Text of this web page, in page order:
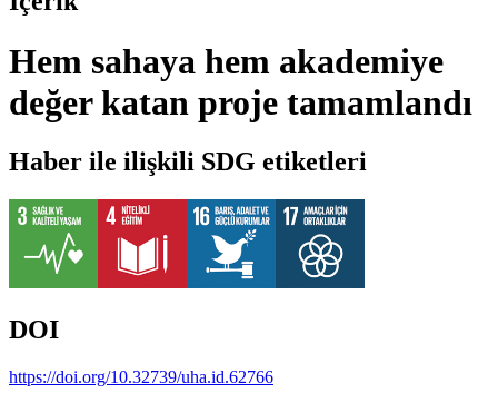
Hem sahaya hem akademiye
değer katan proje tamamlandı
Haber ile ilişkili SDG etiketleri
DOI
https://doi.org/10.32739/uha.id.62766